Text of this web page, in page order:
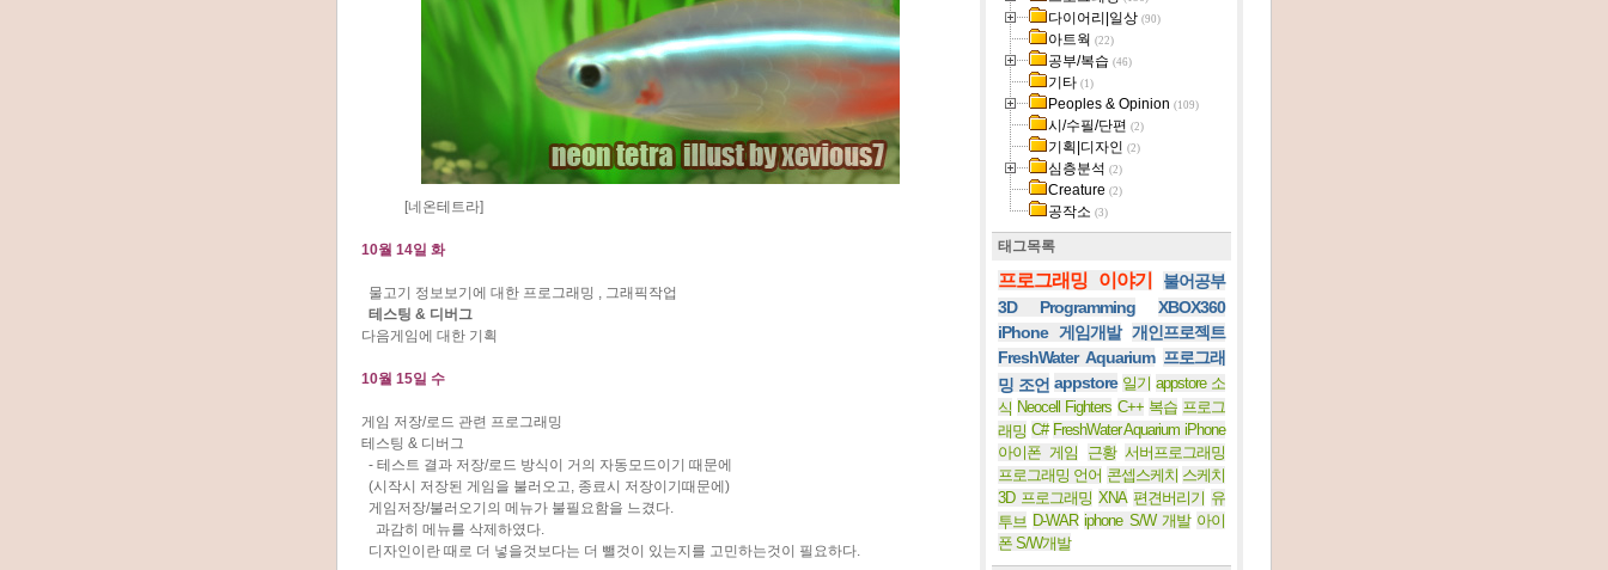
[네온테트라]
10월 14일 화
물고기 정보보기에 대한 프로그래밍 , 그래픽작업
테스팅 & 디버그
다음게임에 대한 기획
10월 15일 수
게임 저장/로드 관련 프로그래밍
테스팅 & 디버그
- 테스트 결과 저장/로드 방식이 거의 자동모드이기 때문에
(시작시 저장된 게임을 불러오고, 종료시 저장이기때문에)
게임저장/불러오기의 메뉴가 불필요함을 느겼다.
과감히 메뉴를 삭제하였다.
디자인이란 때로 더 넣을것보다는 더 뺄것이 있는지를 고민하는것이 필요하다.
다이어리|일상 (90)
아트웍 (22)
공부/복습 (46)
기타 (1)
Peoples & Opinion (109)
시/수필/단편 (2)
기획|디자인 (2)
심층분석 (2)
Creature (2)
공작소 (3)
태그목록
프로그래밍 이야기
불어공부
3D Programming
XBOX360
iPhone 게임개발 개인프로젝트
FreshWater Aquarium 프로그래
밍 조언 appstore 일기 appstore 소
식 Neocell Fighters C++ 복습 프로그
래밍 C# FreshWater Aquarium iPhone
아이폰 게임
근황 서버프로그래밍
프로그래밍 언어 콘셉스케치 스케치
3D 프로그래밍 XNA 편견버리기 유
투브 D-WAR iphone S/W 개발 아이
폰 S/W개발